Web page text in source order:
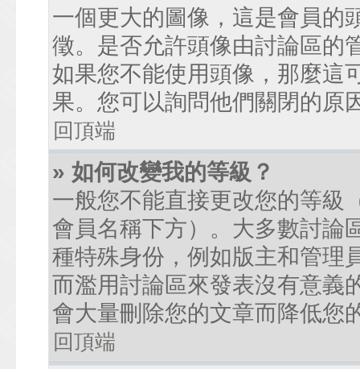
一個更大的圖像，這是會員的
徵。是否允許頭像由討論區的
如果您不能使用頭像，那麼這
果。您可以詢問他們關閉的原
回頂端
» 如何改變我的等級？
一般您不能直接更改您的等級
會員名稱下方）。大多數討論
種特殊身份，例如版主和管理
而濫用討論區來發表沒有意義
會大量刪除您的文章而降低您
回頂端